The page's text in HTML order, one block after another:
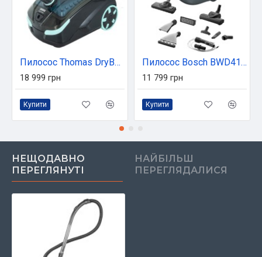
Пилосос Thomas DryBox Amfibia Family (788599)
18 999 грн
Купити
Пилосос Bosch BWD41740
11 799 грн
Купити
НЕЩОДАВНО
ПЕРЕГЛЯНУТІ
НАЙБІЛЬШ
ПЕРЕГЛЯДАЛИСЯ